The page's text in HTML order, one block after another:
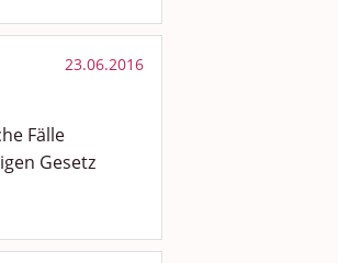
23.06.2016
Fälle
Gesetz